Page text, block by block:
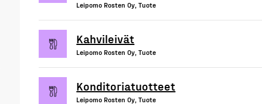
Leipomo Rosten Oy, Tuote
Kahvileivät
Leipomo Rosten Oy, Tuote
Konditoriatuotteet
Leipomo Rosten Oy, Tuote